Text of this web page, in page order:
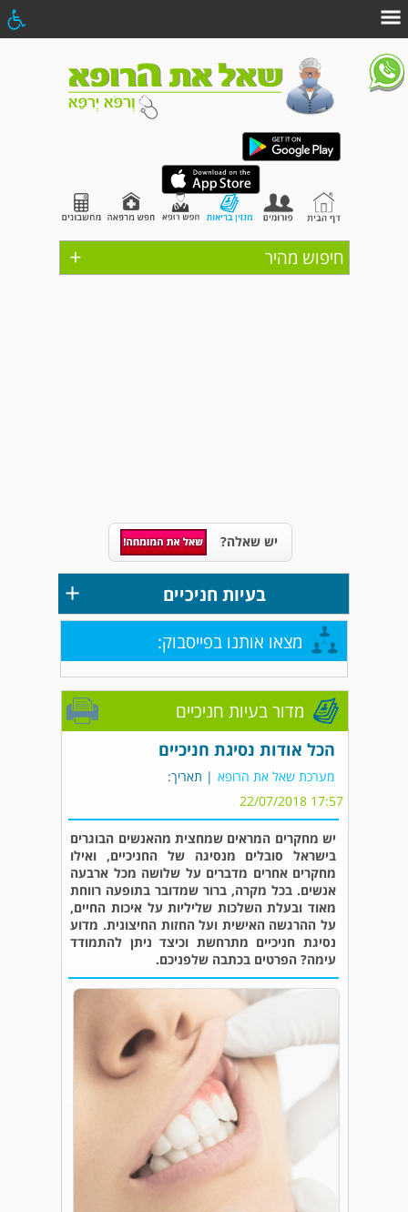
+ חיפוש מהיר
יש שאלה?
בעיות חניכיים +
מצאו אותנו בפייסבוק:
מדור בעיות חניכיים
הכל אודות נסיגת חניכיים
מערכת שאל את הרופא | תאריך:
17:57 22/07/2018
יש מחקרים המראים שמחצית מהאנשים הבוגרים
בישראל סובלים מנסיגה של החניכיים, ואילו
מחקרים אחרים מדברים על שלושה מכל ארבעה
אנשים. בכל מקרה, ברור שמדובר בתופעה רווחת
מאוד ובעלת השלכות שליליות על איכות החיים,
על ההרגשה האישית ועל החזות החיצונית. מדוע
נסיגת חניכיים מתרחשת וכיצד ניתן להתמודד
עימה? הפרטים בכתבה שלפניכם.